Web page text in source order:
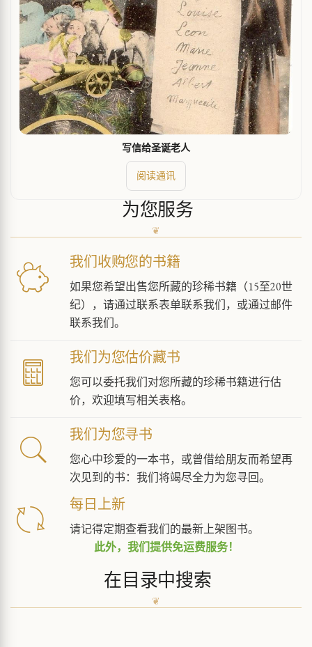
写信给圣诞老人
阅读通讯
为您服务
我们收购您的书籍
如果您希望出售您所藏的珍稀书籍（15至20世
纪），请通过联系表单联系我们，或通过邮件
联系我们。
我们为您估价藏书
您可以委托我们对您所藏的珍稀书籍进行估
价，欢迎填写相关表格。
我们为您寻书
您心中珍爱的一本书，或曾借给朋友而希望再
次见到的书：我们将竭尽全力为您寻回。
每日上新
请记得定期查看我们的最新上架图书。
此外，我们提供免运费服务！
在目录中搜索